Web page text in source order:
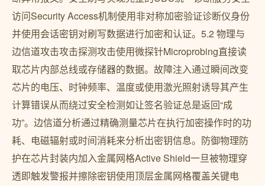
访问Security Access机制使用非对称加密验证诊断仪身份
并使用会话密钥对刷写数据进行加密和认证。5.2 物理与
边信道攻击攻击探测攻击使用微探针Microprobing直接读
取芯片内部总线或存储器的数据。故障注入通过瞬间改变
芯片的电压、时钟频率、温度或使用激光照射诱导其产生
计算错误从而绕过安全检测如让签名验证总是返回“成
功”。边信道分析通过精确测量芯片在执行加密操作时的功
耗、电磁辐射或时间消耗来分析出密钥信息。防御物理防
护在芯片封装内加入金属网格Active Shield一旦被物理穿
透即触发警报并擦除密钥使用顶层金属网格覆盖关键电